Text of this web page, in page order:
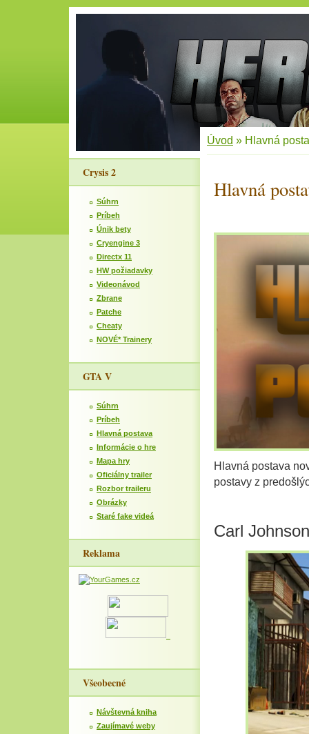
Crysis 2
Súhrn
Príbeh
Únik bety
Cryengine 3
Directx 11
HW požiadavky
Videonávod
Zbrane
Patche
Cheaty
NOVÉ* Trainery
GTA V
Súhrn
Príbeh
Hlavná postava
Informácie o hre
Mapa hry
Oficiálny trailer
Rozbor traileru
Obrázky
Staré fake videá
Reklama
Všeobecné
Návštevná kniha
Zaujímavé weby
Úvod » Hlavná
Hlavná
Hlavná postava
postavy z
Carl